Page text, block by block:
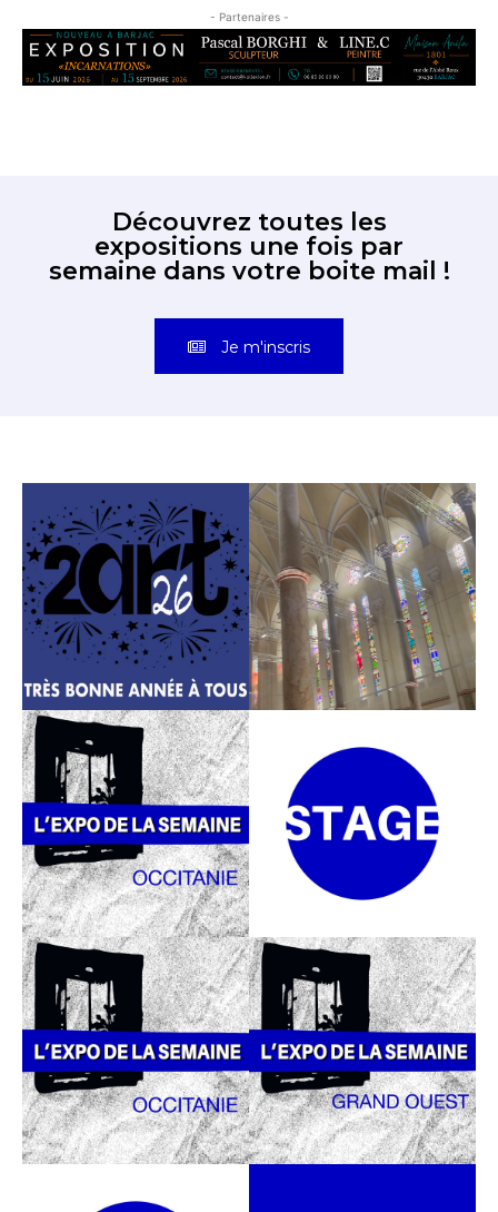
- Partenaires -
Découvrez toutes les
expositions une fois par
semaine dans votre boite mail !
Je m'inscris